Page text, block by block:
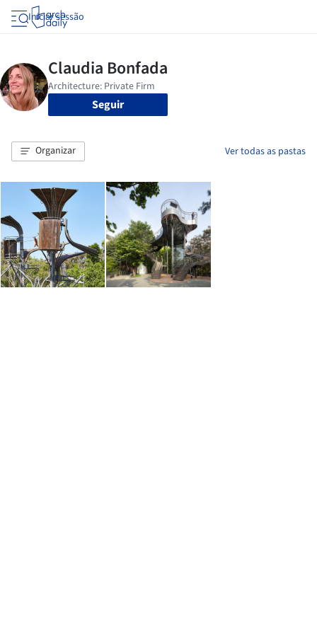
Iniciar sessão
Seguir
Organizar Ver todas as pastas